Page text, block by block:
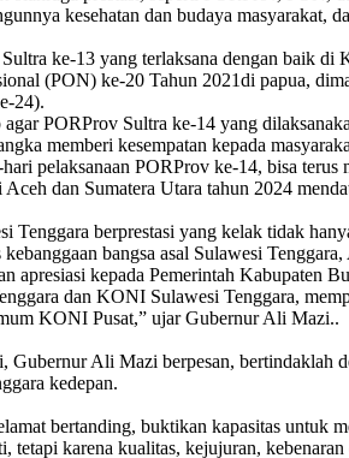
kesehatan dan budaya masyarakat,
ke-13 yang terlaksana dengan baik
(PON) ke-20 Tahun 2021di papua,
24).
PORProv Sultra ke-14 yang
memberi kesempatan kepada
pelaksanaan PORProv ke-14, bisa
dan Sumatera Utara tahun 2024
berprestasi yang kelak tidak
bangsa asal Sulawesi
apresiasi kepada Pemerintah
dan KONI Sulawesi Tenggara,
KONI Pusat,” ujar Gubernur Ali Mazi..
Ali Mazi berpesan,
kedepan.
bertanding, buktikan kapasitas
karena kualitas, kejujuran,